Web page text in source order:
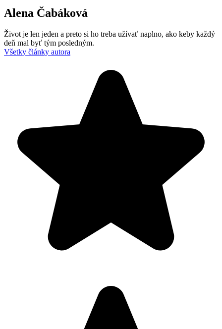
Alena Čabáková
Život je len jeden a preto si ho treba užívať naplno, ako keby každý
deň mal byť tým posledným.
Všetky články autora